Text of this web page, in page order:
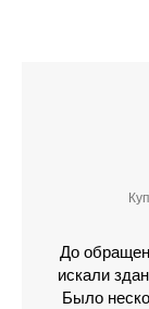
До
искали
Было